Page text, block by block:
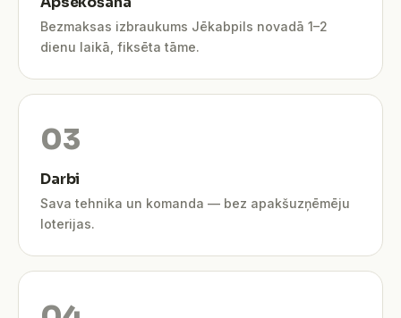
Bezmaksas izbraukums Jēkabpils novadā 1–2
dienu laikā, fiksēta tāme.
Darbi
Sava tehnika un komanda — bez apakšuzņēmēju
loterijas.